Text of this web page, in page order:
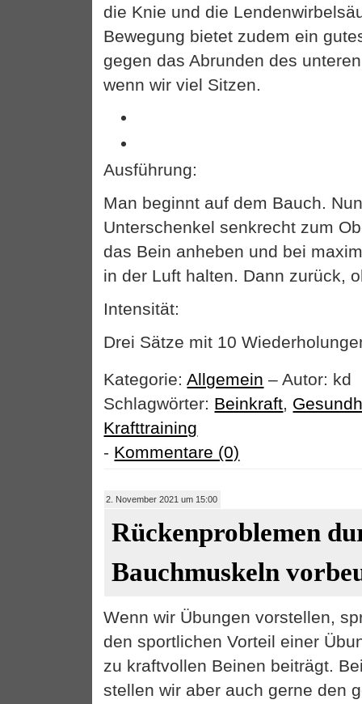
die Knie und die
Bewegung bietet zudem ein
gegen das Abrunden des
wenn wir viel Sitzen.
Ausführung:
Man beginnt auf dem Bauch.
Unterschenkel senkrecht zum
das Bein anheben und bei
in der Luft halten. Dann zurück,
Intensität:
Drei Sätze mit 10
Kategorie: Allgemein – Autor: kd
Schlagwörter: Beinkraft
Krafttraining
- Kommentare (0)
2. November 2021 um 15:00
Rückenproblemen
Bauchmuskeln
Wenn wir Übungen vorstellen,
den sportlichen Vorteil einer
zu kraftvollen Beinen beiträgt.
stellen wir aber auch gerne den